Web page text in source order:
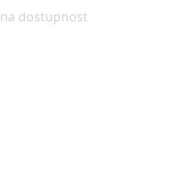
dostupnost